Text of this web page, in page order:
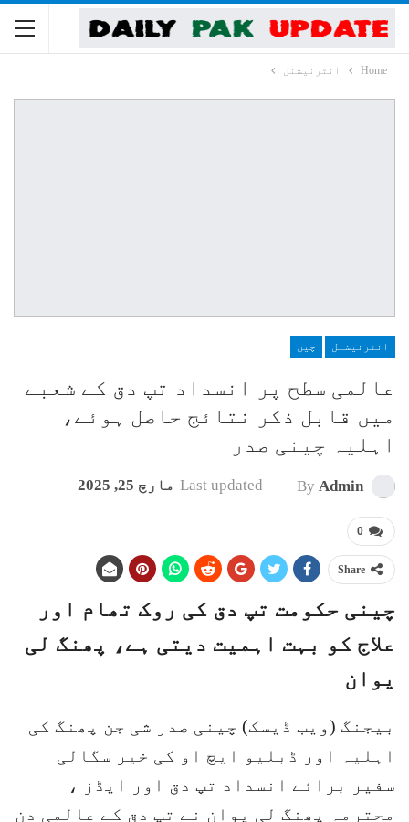
Home انٹرنیشنل
انٹرنیشنل چین
عالمی سطح پر انسداد تپ دق کے شعبے
میں قابل ذکر نتائج حاصل ہوئے،
اہلیہ چینی صدر
By Admin
Last updated مارچ 25, 2025
0
Share
چینی حکومت تپ دق کی روک تھام اور
علاج کو بہت اہمیت دیتی ہے، پھنگ لی
یوان
بیجنگ (ویب ڈیسک) چینی صدر شی جن پھنگ کی
اہلیہ اور ڈبلیو ایچ او کی خیر سگالی
سفیر برائے انسداد تپ دق اور ایڈز ،
محترمہ پھنگ لی یوان نے تپ دق کے عالمی دن